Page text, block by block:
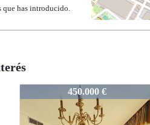
que has introducido.
1157-VAT4-90
350.000 €